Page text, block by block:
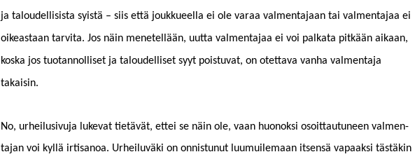
ja taloudel­li­sista syistä – siis että joukkueel­la ei ole varaa val­men­ta­jaan tai val­men­ta­jaa ei
oikeas­t­aan tarvi­ta. Jos näin menetel­lään, uut­ta val­men­ta­jaa ei voi palkata pitkään aikaan,
kos­ka jos tuotan­nol­liset ja taloudel­liset syyt pois­tu­vat, on otet­ta­va van­ha val­men­ta­ja
takaisin.
No, urheilu­sivu­ja luke­vat tietävät, ettei se näin ole, vaan huonok­si osoit­tau­tuneen val­men­
ta­jan voi kyl­lä irti­sanoa. Urheilu­vä­ki on onnis­tunut luumuile­maan itsen­sä vapaak­si tästäkin